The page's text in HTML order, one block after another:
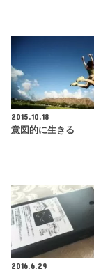
2015.10.18
意図的に生きる
2016.6.29